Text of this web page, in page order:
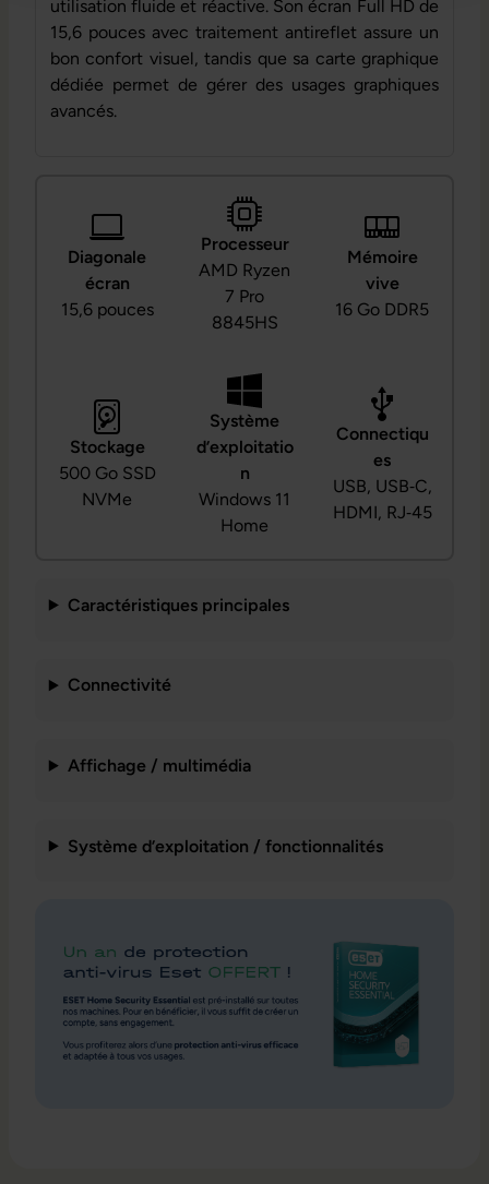
utilisation fluide et réactive. Son écran Full HD de
15,6 pouces avec traitement antireflet assure un
bon confort visuel, tandis que sa carte graphique
dédiée permet de gérer des usages graphiques
avancés.
Diagonale
écran
15,6 pouces
Processeur
AMD Ryzen
7 Pro
8845HS
Mémoire
vive
16 Go DDR5
Stockage
500 Go SSD
NVMe
Système
d’exploitatio
n
Windows 11
Home
Connectiqu
es
USB, USB‑C,
HDMI, RJ‑45
Caractéristiques principales
Connectivité
Affichage / multimédia
Système d’exploitation / fonctionnalités